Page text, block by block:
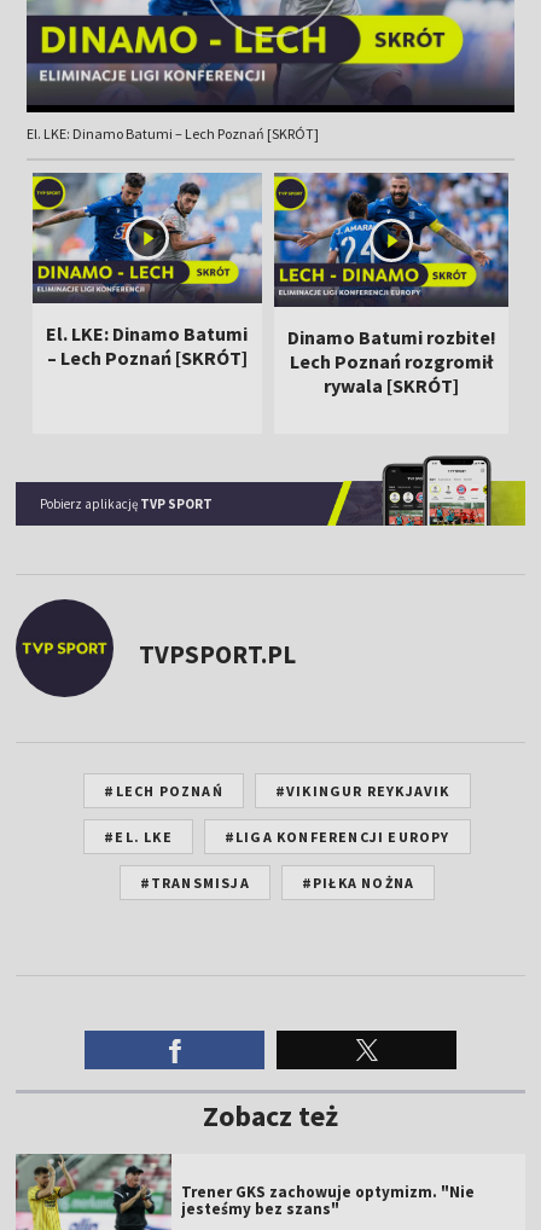
El. LKE: Dinamo Batumi – Lech Poznań [SKRÓT]
El. LKE: Dinamo Batumi
– Lech Poznań [SKRÓT]
Dinamo Batumi rozbite!
Lech Poznań rozgromił
rywala [SKRÓT]
Pobierz aplikację TVP SPORT
TVPSPORT.PL
#LECH POZNAŃ #VIKINGUR REYKJAVIK
#EL. LKE #LIGA KONFERENCJI EUROPY
#TRANSMISJA #PIŁKA NOŻNA
Zobacz też
Trener GKS zachowuje optymizm. "Nie
jesteśmy bez szans"